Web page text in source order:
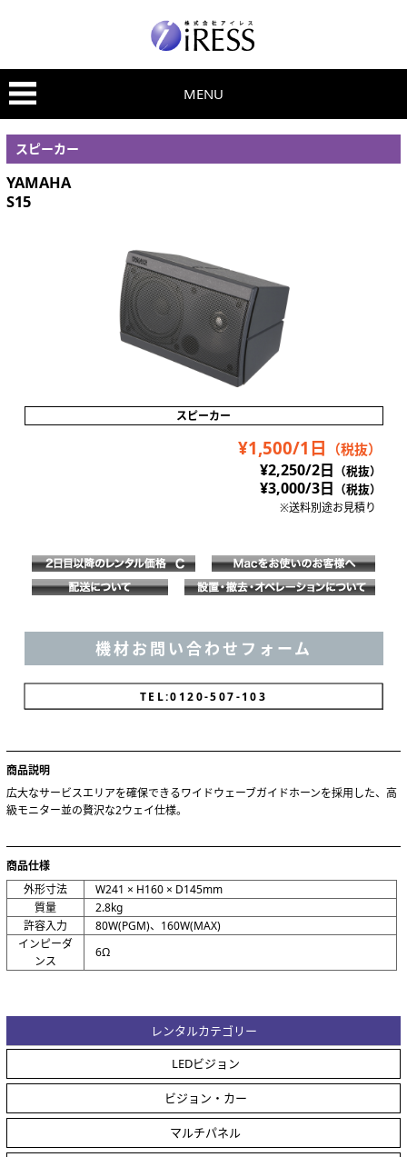
MENU
スピーカー
YAMAHA
S15
スピーカー
¥1,500/1日 （税抜）
¥2,250/2日 （税抜）
¥3,000/3日 （税抜）
※送料別途お見積り
機材お問い合わせフォーム
TEL:0120-037-103
商品説明
広大なサービスエリアを確保できるワイドウェーブガイドホーンを採用した、高
級モニター並の贅沢な2ウェイ仕様。
商品仕様
外形寸法
W241 × H160 × D145mm
質量
2.8kg
許容入力
80W(PGM)、160W(MAX)
インピーダ
ンス
6Ω
レンタルカテゴリー
LEDビジョン
ビジョン・カー
マルチパネル